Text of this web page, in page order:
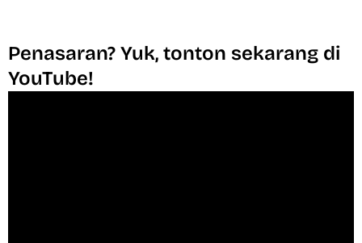
Penasaran? Yuk, tonton sekarang di
YouTube!